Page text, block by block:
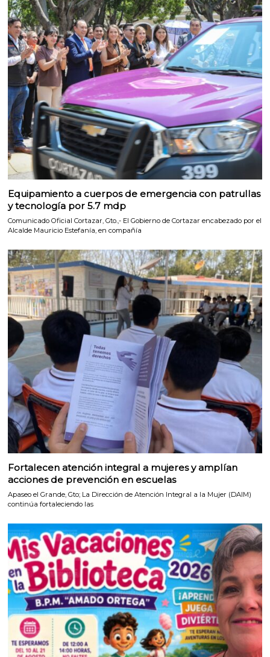
Equipamiento a cuerpos de emergencia con patrullas
y tecnología por 5.7 mdp
Comunicado Oficial Cortazar, Gto.,- El Gobierno de Cortazar encabezado por el
Alcalde Mauricio Estefanía, en compañía
Fortalecen atención integral a mujeres y amplían
acciones de prevención en escuelas
Apaseo el Grande, Gto; La Dirección de Atención Integral a la Mujer (DAIM)
continúa fortaleciendo las